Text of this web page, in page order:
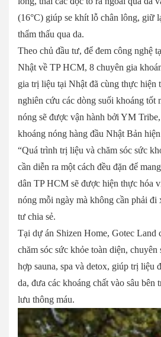
(16°C) giúp se khít lỗ chân lông, giữ
thẩm thấu qua da.
Theo chủ đầu tư, để đem công nghệ
Nhật về TP HCM, 8 chuyên gia
gia trị liệu tại Nhật đã cùng thực hiện
nghiên cứu các dòng suối khoáng tốt
nóng sẽ được vận hành bởi YM
khoáng nóng hàng đầu Nhật Bản
“Quá trình trị liệu và chăm sóc sức
cần diễn ra một cách đều đặn để
dân TP HCM sẽ được hiện thực hóa
nóng mỗi ngày mà không cần phải đi
tư chia sẻ.
Tại dự án Shizen Home, Gotec Land
chăm sóc sức khỏe toàn diện,
hợp sauna, spa và detox, giúp trị liệu
da, đưa các khoáng chất vào sâu bên
lưu thông máu.